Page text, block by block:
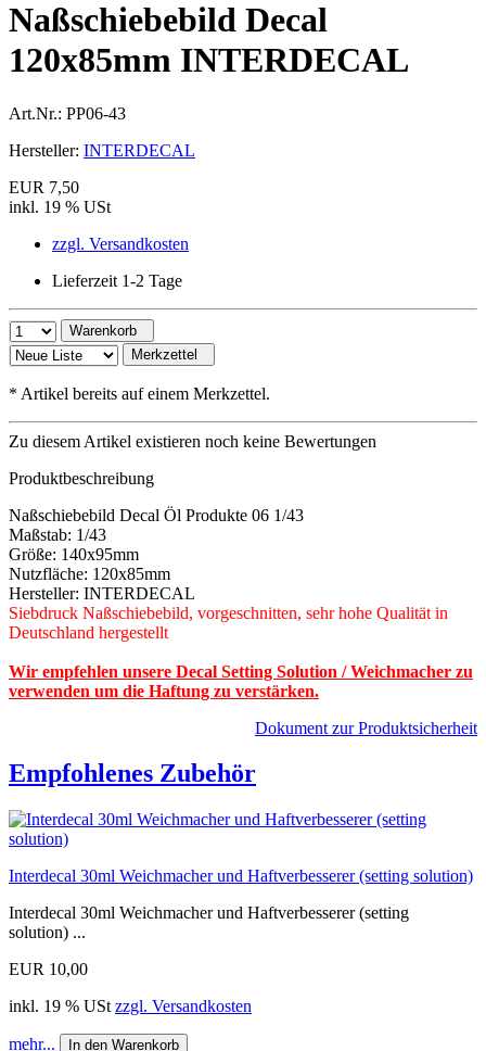
Naßschiebebild Decal
120x85mm INTERDECAL
Art.Nr.: PP06-43
Hersteller: INTERDECAL
EUR 7,50
inkl. 19 % USt
zzgl. Versandkosten
Lieferzeit 1-2 Tage
Warenkorb
Merkzettel
* Artikel bereits auf einem Merkzettel.
Zu diesem Artikel existieren noch keine Bewertungen
Produktbeschreibung
Naßschiebebild Decal Öl Produkte 06 1/43
Maßstab: 1/43
Größe: 140x95mm
Nutzfläche: 120x85mm
Hersteller: INTERDECAL
Siebdruck Naßschiebebild, vorgeschnitten, sehr hohe Qualität in
Deutschland hergestellt
Wir empfehlen unsere Decal Setting Solution / Weichmacher zu
verwenden um die Haftung zu verstärken.
Dokument zur Produktsicherheit
Empfohlenes Zubehör
Interdecal 30ml Weichmacher und Haftverbesserer (setting solution)
Interdecal 30ml Weichmacher und Haftverbesserer (setting
solution) ...
EUR 10,00
inkl. 19 % USt zzgl. Versandkosten
mehr... In den Warenkorb